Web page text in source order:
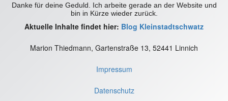
Danke für deine Geduld. Ich arbeite gerade an der Website und
bin in Kürze wieder zurück.
Aktuelle Inhalte findet hier: Blog Kleinstadtschwatz
Marion Thiedmann, Gartenstraße 13, 52441 Linnich
Impressum
Datenschutz